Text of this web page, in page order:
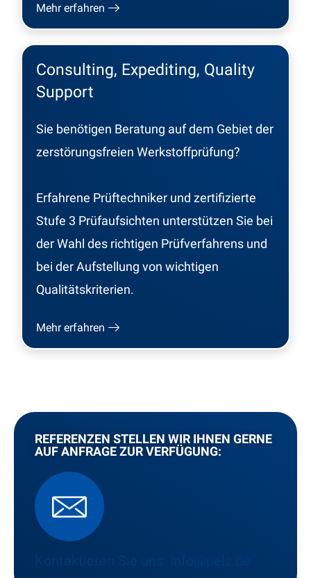
Mehr erfahren
Consulting, Expediting, Quality
Support
Sie benötigen Beratung auf dem Gebiet der
zerstörungsfreien Werkstoffprüfung?
Erfahrene Prüftechniker und zertifizierte
Stufe 3 Prüfaufsichten unterstützen Sie bei
der Wahl des richtigen Prüfverfahrens und
bei der Aufstellung von wichtigen
Qualitätskriterien.
Mehr erfahren
REFERENZEN STELLEN WIR IHNEN GERNE
AUF ANFRAGE ZUR VERFÜGUNG:
Kontaktieren Sie uns: info@pelz.de